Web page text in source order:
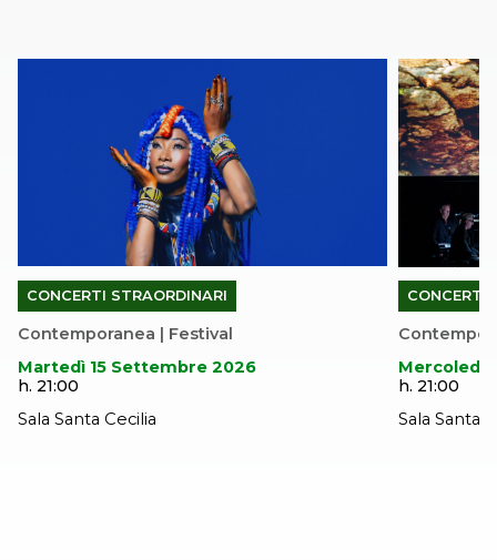
CONCERTI STRAORDINARI
Contemporanea | Festival
Martedì 15 Settembre 2026
h. 21:00
Sala Santa Cecilia
CONCERTI
Mercoledì
h. 21:00
Sala Santa